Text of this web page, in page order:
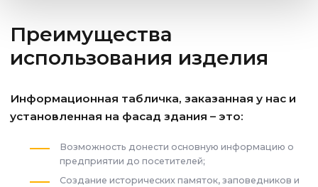
Преимущества
использования изделия
Информационная табличка, заказанная у нас и
установленная на фасад здания – это:
Возможность донести основную информацию о
предприятии до посетителей;
Создание исторических памяток, заповедников и